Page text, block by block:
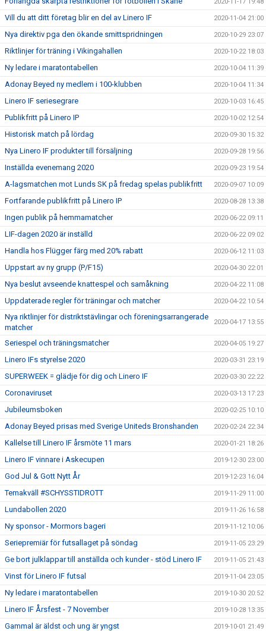
Vill du att ditt företag blir en del av Linero IF 2020-11-04 21:00
Nya direktiv pga den ökande smittspridningen 2020-10-29 23:07
Riktlinjer för träning i Vikingahallen 2020-10-22 18:03
Ny ledare i maratontabellen 2020-10-04 11:39
Adonay Beyed ny medlem i 100-klubben 2020-10-04 11:34
Linero IF seriesegrare 2020-10-03 16:45
Publikfritt på Linero IP 2020-10-02 12:54
Historisk match på lördag 2020-09-30 15:32
Nya Linero IF produkter till försäljning 2020-09-28 19:56
Inställda evenemang 2020 2020-09-23 19:54
A-lagsmatchen mot Lunds SK på fredag spelas publikfritt 2020-09-07 10:09
Fortfarande publikfritt på Linero IP 2020-08-28 13:38
Ingen publik på hemmamatcher 2020-06-22 09:11
LIF-dagen 2020 är inställd 2020-06-22 09:02
Handla hos Flügger färg med 20% rabatt 2020-06-12 11:03
Uppstart av ny grupp (P/F15) 2020-04-30 22:01
Nya beslut avseende knattespel och samåkning 2020-04-22 11:08
Uppdaterade regler för träningar och matcher 2020-04-22 10:54
Nya riktlinjer för distriktstävlingar och föreningsarrangerade
matcher
2020-04-17 13:55
Seriespel och träningsmatcher 2020-04-05 19:27
Linero IFs styrelse 2020 2020-03-31 23:19
SUPERWEEK = glädje för dig och Linero IF 2020-03-30 22:22
Coronaviruset 2020-03-13 17:23
Jubileumsboken 2020-02-25 10:10
Adonay Beyed prisas med Sverige Uniteds Bronshanden 2020-02-24 22:34
Kallelse till Linero IF årsmöte 11 mars 2020-01-21 18:26
Linero IF vinnare i Askecupen 2019-12-30 23:00
God Jul & Gott Nytt År 2019-12-23 16:04
Temakväll #SCHYSSTIDROTT 2019-11-29 11:00
Lundabollen 2020 2019-11-26 16:58
Ny sponsor - Mormors bageri 2019-11-12 10:06
Seriepremiär för futsallaget på söndag 2019-11-05 23:29
Ge bort julklappar till anställda och kunder - stöd Linero IF 2019-11-05 21:43
Vinst för Linero IF futsal 2019-11-04 23:05
Ny ledare i maratontabellen 2019-10-30 20:52
Linero IF Årsfest - 7 November 2019-10-28 13:35
Gammal är äldst och ung är yngst 2019-10-01 21:49